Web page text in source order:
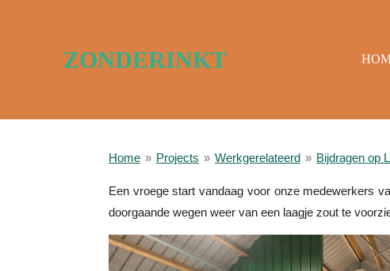
ZONDERINKT
Home » Projects » Werkgerelateerd » Bijdragen op
Een vroege start vandaag voor onze medewerkers
doorgaande wegen weer van een laagje zout te